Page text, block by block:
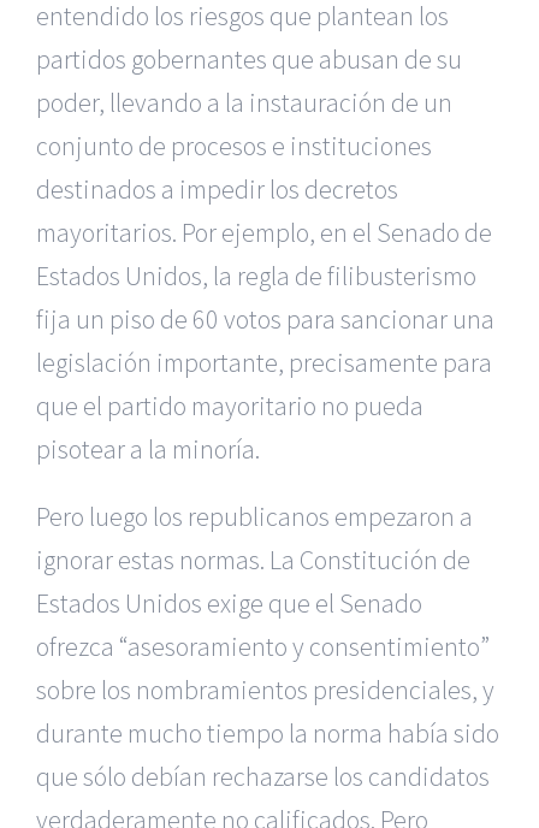
entendido los riesgos que plantean los
partidos gobernantes que abusan de su
poder, llevando a la instauración de un
conjunto de procesos e instituciones
destinados a impedir los decretos
mayoritarios. Por ejemplo, en el Senado de
Estados Unidos, la regla de filibusterismo
fija un piso de 60 votos para sancionar una
legislación importante, precisamente para
que el partido mayoritario no pueda
pisotear a la minoría.
Pero luego los republicanos empezaron a
ignorar estas normas. La Constitución de
Estados Unidos exige que el Senado
ofrezca “asesoramiento y consentimiento”
sobre los nombramientos presidenciales, y
durante mucho tiempo la norma había sido
que sólo debían rechazarse los candidatos
verdaderamente no calificados. Pero